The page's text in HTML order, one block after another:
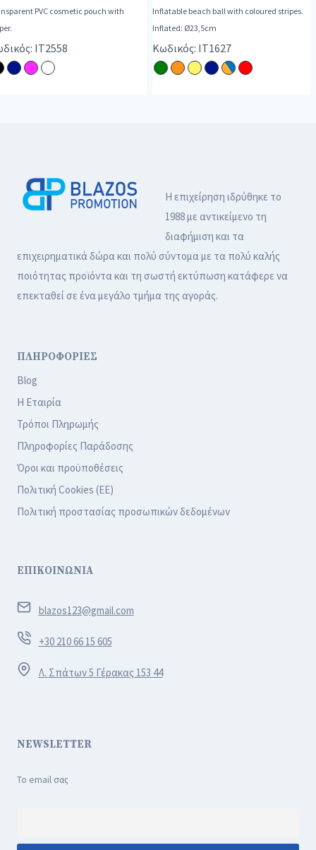
PVC cosmetic pouch with
IT2558
Inflatable beach ball with coloured stripes.
Inflated: Ø23,5cm
Κωδικός: IT1627
Η επιχείρηση ιδρύθηκε το
1988 με αντικείμενο τη
διαφήμιση και τα
επιχειρηματικά δώρα και πολύ σύντομα με τα πολύ καλής
ποιότητας προϊόντα και τη σωστή εκτύπωση κατάφερε να
επεκταθεί σε ένα μεγάλο τμήμα της αγοράς.
ΠΛΗΡΟΦΟΡΙΕΣ
Blog
Η Εταιρία
Τρόποι Πληρωμής
Πληροφορίες Παράδοσης
Όροι και προϋποθέσεις
Πολιτική Cookies (ΕΕ)
Πολιτική προστασίας προσωπικών δεδομένων
ΕΠΙΚΟΙΝΩΝΙΑ
blazos123@gmail.com
+30 210 66 15 605
Λ. Σπάτων 5 Γέρακας 153 44
NEWSLETTER
Το email σας